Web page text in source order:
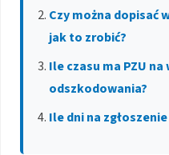
Czy można dopisać
jak to zrobić?
Ile czasu ma PZU na
odszkodowania?
Ile dni na